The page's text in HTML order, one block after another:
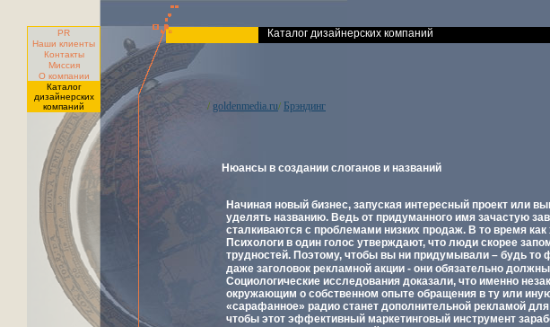
PR
Наши клиенты
Контакты
Миссия
О компании
Каталог
дизайнерских
компаний
Каталог дизайнерских компаний
/ goldenmedia.ru/ Брэндинг
Нюансы в создании слоганов и названий
Начиная новый бизнес, запуская интересный проект или
уделять названию. Ведь от придуманного имя зачастую
сталкиваются с проблемами низких продаж. В то время
Психологи в один голос утверждают, что люди скорее
трудностей. Поэтому, чтобы вы ни придумывали – будь то
даже заголовок рекламной акции - они обязательно
Социологические исследования доказали, что именно
окружающим о собственном опыте обращения в ту или
«сарафанное» радио станет дополнительной рекламой
чтобы этот эффективный маркетинговый инструмент